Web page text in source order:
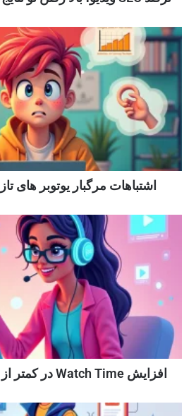
اشتباهات مرگبار یوتوبر های
افزایش Watch Time در کمتر از یک ماه 🚀 + ویدیو